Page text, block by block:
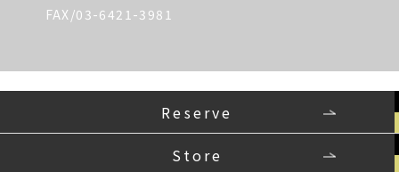
FAX/03-6421-3981
Reserve
Store